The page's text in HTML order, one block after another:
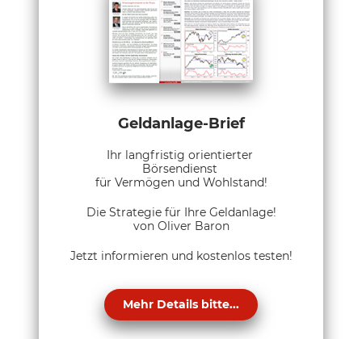
Geldanlage-Brief
Ihr langfristig orientierter
Börsendienst
für Vermögen und Wohlstand!
Die Strategie für Ihre Geldanlage!
von Oliver Baron
Jetzt informieren und kostenlos testen!
Mehr Details bitte...